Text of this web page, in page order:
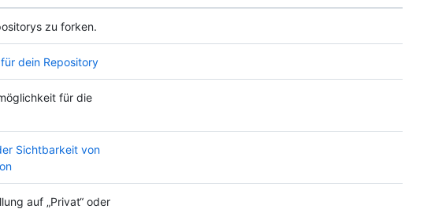
zu forken.
dein Repository
für die
Sichtbarkeit von
auf „Privat“ oder